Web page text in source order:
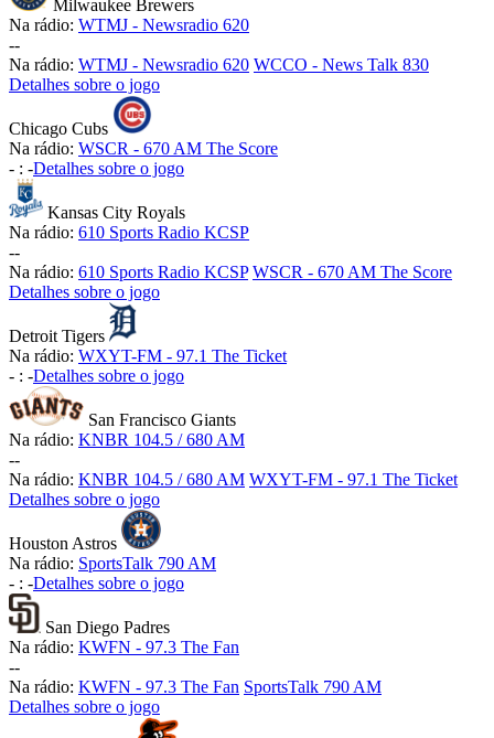
Milwaukee Brewers
Na rádio: WTMJ - Newsradio 620
--
Na rádio: WTMJ - Newsradio 620 WCCO - News Talk 830
Detalhes sobre o jogo
Chicago Cubs
Na rádio: WSCR - 670 AM The Score
- : -Detalhes sobre o jogo
Kansas City Royals
Na rádio: 610 Sports Radio KCSP
--
Na rádio: 610 Sports Radio KCSP WSCR - 670 AM The Score
Detalhes sobre o jogo
Detroit Tigers
Na rádio: WXYT-FM - 97.1 The Ticket
- : -Detalhes sobre o jogo
San Francisco Giants
Na rádio: KNBR 104.5 / 680 AM
--
Na rádio: KNBR 104.5 / 680 AM WXYT-FM - 97.1 The Ticket
Detalhes sobre o jogo
Houston Astros
Na rádio: SportsTalk 790 AM
- : -Detalhes sobre o jogo
San Diego Padres
Na rádio: KWFN - 97.3 The Fan
--
Na rádio: KWFN - 97.3 The Fan SportsTalk 790 AM
Detalhes sobre o jogo